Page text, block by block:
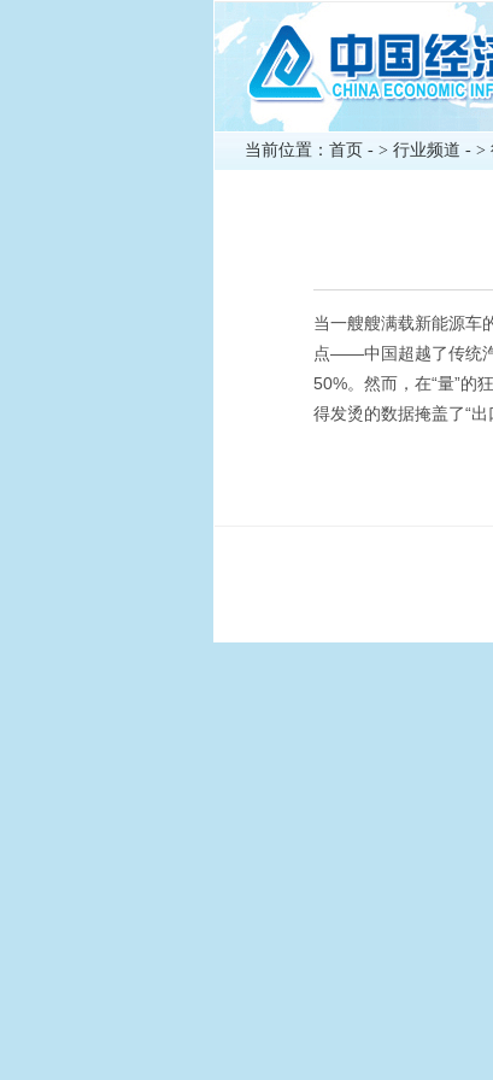
当前位置： 首页 - > 行业频道 - >
当一艘艘满载新能源车
点——中国超越了传统
50%。然而，在“量”的
得发烫的数据掩盖了“出